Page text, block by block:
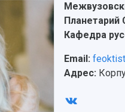
Планетарий
Кафедра
Email:
Адрес: